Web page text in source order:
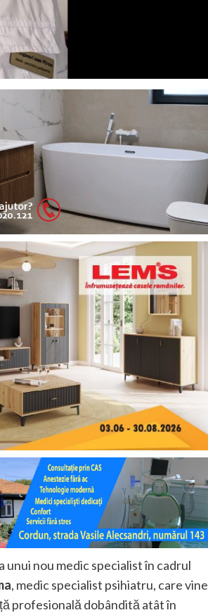
nou medic specialist în cadrul
, medic specialist psihiatru, care vine
profesională dobândită atât în